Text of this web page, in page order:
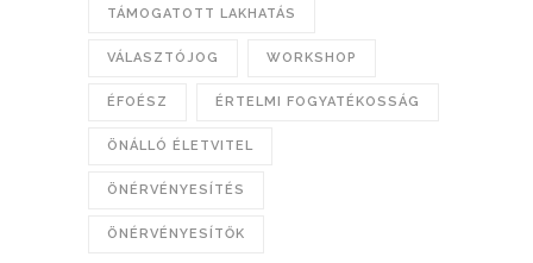
TÁMOGATOTT LAKHATÁS
VÁLASZTÓJOG WORKSHOP
ÉFOÉSZ ÉRTELMI FOGYATÉKOSSÁG
ÖNÁLLÓ ÉLETVITEL
ÖNÉRVÉNYESÍTÉS
ÖNÉRVÉNYESÍTŐK